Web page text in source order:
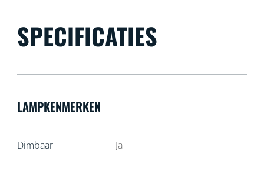
SPECIFICATIES
LAMPKENMERKEN
Dimbaar Ja